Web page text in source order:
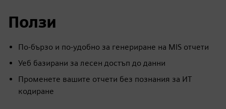
Ползи
По-бързо и по-удобно за генериране на MIS отчети
Уеб базирани за лесен достъп до данни
Променете вашите отчети без познания за ИТ
кодиране